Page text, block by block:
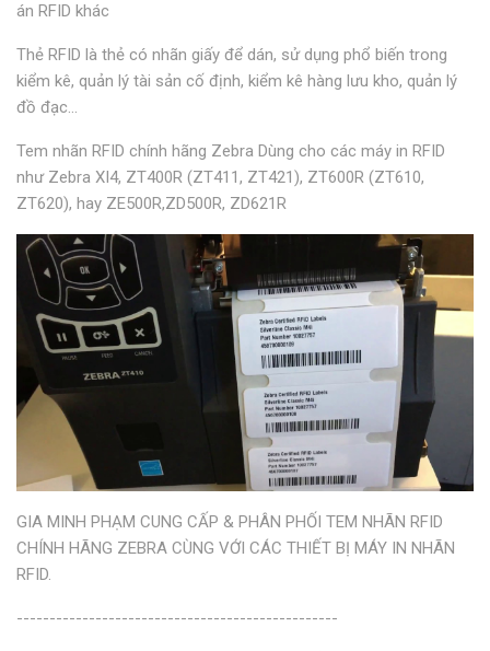
án RFID khác
Thẻ RFID là thẻ có nhãn giấy để dán, sử dụng phổ biến trong
kiểm kê, quản lý tài sản cố định, kiểm kê hàng lưu kho, quản lý
đồ đạc...
Tem nhãn RFID chính hãng Zebra Dùng cho các máy in RFID
như Zebra XI4, ZT400R (ZT411, ZT421), ZT600R (ZT610,
ZT620), hay ZE500R,ZD500R, ZD621R
GIA MINH PHẠM CUNG CẤP & PHÂN PHỐI TEM NHÃN RFID
CHÍNH HÃNG ZEBRA CÙNG VỚI CÁC THIẾT BỊ MÁY IN NHÃN
RFID.
-------------------------------------------------